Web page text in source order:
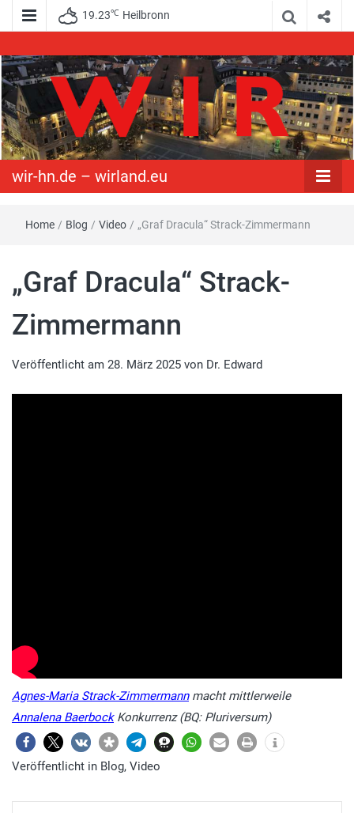
19.23℃ Heilbronn
wir-hn.de –
wirland.eu
wir-hn.de – wirland.eu
Home / Blog / Video / „Graf Dracula“ Strack-Zimmermann
„Graf Dracula“ Strack-
Zimmermann
Veröffentlicht am 28. März 2025 von Dr. Edward
Agnes-Maria Strack-Zimmermannmacht mittlerweile
Annalena BaerbockKonkurrenz (BQ: Pluriversum)
Veröffentlicht in Blog, Video